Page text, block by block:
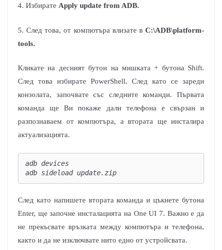
4. Избирате Apply update from ADB.
5. След това, от компютъра влизате вC:\ADB\platform-
tools.
Кликате на десният бутон на мишката + бутона Shift.
След това избирате PowerShell. След като се зареди
конзолата, започвате със следните команди. Първата
команда ще Ви покаже дали телефона е свързан и
разпознаваем от компютъра, а втората ще инсталира
актуализацията.
adb devices
adb sideload update.zip
След като напишете втората команда и цъкнете бутона
Enter, ще започне инсталацията на One UI 7. Важно е да
не прекъсвате връзката между компютъра и телефона,
както и да не изключвате нито едно от устройсвата.